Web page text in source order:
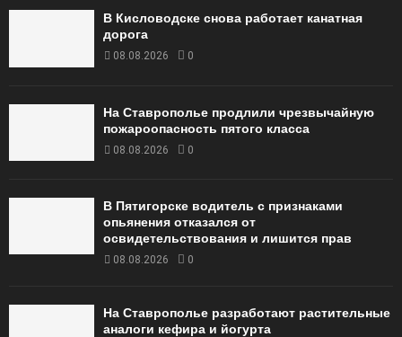
В Кисловодске снова работает канатная
дорога
08.08.2026 0
На Ставрополье продлили чрезвычайную
пожароопасность пятого класса
08.08.2026 0
В Пятигорске водитель с признаками
опьянения отказался от
освидетельствования и лишится прав
08.08.2026 0
На Ставрополье разработают растительные
аналоги кефира и йогурта